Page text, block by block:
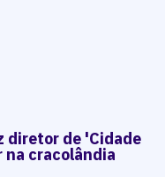
diretor de 'Cidade
na cracolândia